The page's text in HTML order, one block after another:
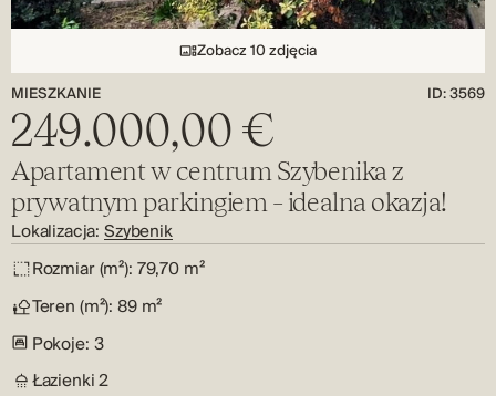
Zobacz 10 zdjęcia
MIESZKANIE
ID: 3569
249.000,00 €
Apartament w centrum Szybenika z
prywatnym parkingiem – idealna okazja!
Lokalizacja:Szybenik
Rozmiar (m²): 79,70 m²
Teren (m²): 89 m²
Pokoje: 3
Łazienki2